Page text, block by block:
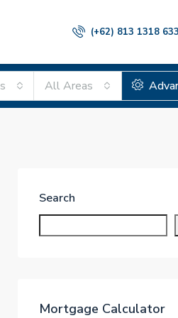
(+62) 813 1318
All Areas
Search
Mortgage Calculator